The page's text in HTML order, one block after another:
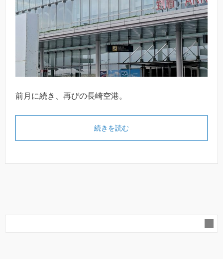
前月に続き、再びの長崎空港。
続きを読む